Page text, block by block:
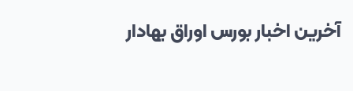
آخریناخباربورس اوراق بهادار